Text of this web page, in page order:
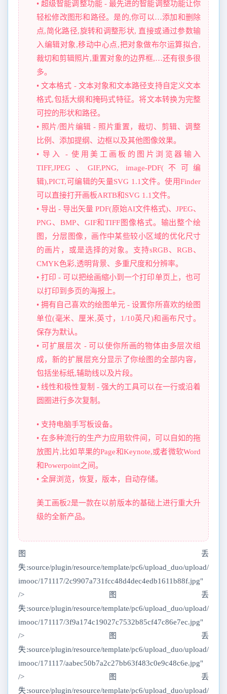
• 超级智能调整功能 - 最先进的智能调整功能让你
轻松修改图形和路径。是的,你可以…添加和删除
点,简化路径,旋转和调整形状, 直接或通过参数输
入编辑对象,移动中心点,把对象做布尔运算拟合,
裁切和剪辑照片,重置对象的边界框,…还有很多很
多。
• 文本格式 - 文本对象和文本路径支持自定义文本
格式,包括大纲和掩码式特征。将文本转换为完整
可控的形状和路径。
• 照片/图片编辑 - 照片重置，裁切、剪辑、调整
比例、添加提纲、边框以及其他图像效果。
• 导入 - 使用美工画板的图片浏览器输入
TIFF,JPEG、GIF,PNG, image-PDF(不可编
辑),PICT,可编辑的矢量SVG 1.1文件。使用Finder
可以直接打开画板ARTB和SVG 1.1文件。
• 导出 - 导出矢量 PDF(原始AI文件格式)、JPEG、
PNG、BMP、GIF和TIFF图像格式。输出整个绘
图，分层图像，画作中某些较小区域的优化尺寸
的画片，或是选择的对象。支持sRGB、RGB、
CMYK色彩,透明背景、多重尺度和分辨率。
• 打印 - 可以把绘画缩小到一个打印单页上，也可
以打印到多页的海报上。
• 拥有自己喜欢的绘图单元 - 设置你所喜欢的绘图
单位(毫米、厘米,英寸，1/10英尺)和画布尺寸。
保存为默认。
• 可扩展层次 - 可以使你所画的物体由多层次组
成，新的扩展层充分显示了你绘图的全部内容，
包括坐标纸,辅助线以及片段。
• 线性和极性复制 - 强大的工具可以在一行或沿着
圆圈进行多次复制。
• 支持电脑手写板设备。
• 在多种流行的生产力应用软件间，可以自如的拖
放图片,比如苹果的Page和Keynote,或者微软Word
和Powerpoint之间。
• 全屏浏览，恢复，版本，自动存储。
美工画板2是一款在以前版本的基础上进行重大升
级的全新产品。
图丢
失:source/plugin/resource/template/pc6/upload_duo/upload/
imooc/171117/2c9907a731fcc48d4dec4edb1611b88f.jpg"
/>图丢
失:source/plugin/resource/template/pc6/upload_duo/upload/
imooc/171117/3f9a174c19027c7532b85cf47c86e7ec.jpg"
/>图丢
失:source/plugin/resource/template/pc6/upload_duo/upload/
imooc/171117/aabec50b7a2c27bb63f483c0e9c48c6e.jpg"
/>图丢
失:source/plugin/resource/template/pc6/upload_duo/upload/